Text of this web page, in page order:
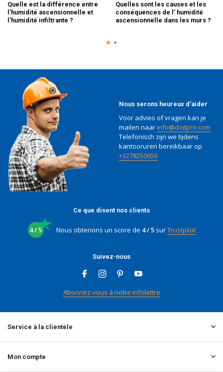
Quelle est la différence entre
l’humidité ascensionnelle et
l’humidité infiltrante ?
Quelles sont les causes et les
conséquences de l’ humidité
ascensionnelle dans les murs ?
Nous serons heureux d'aider
Voor advies of vragen kan je
mailen naarinfo@doitpro.com
Telefonisch zijn we tijdens
kantooruren bereikbaar op
+3278250650
Ce que disent nos clients
4 / 5 Nous obtenons un score de 4 / 5surTrustpilot
Suivez-nous
Abonnez-vous à notre infolettre
Service à la clientèle
Mon compte